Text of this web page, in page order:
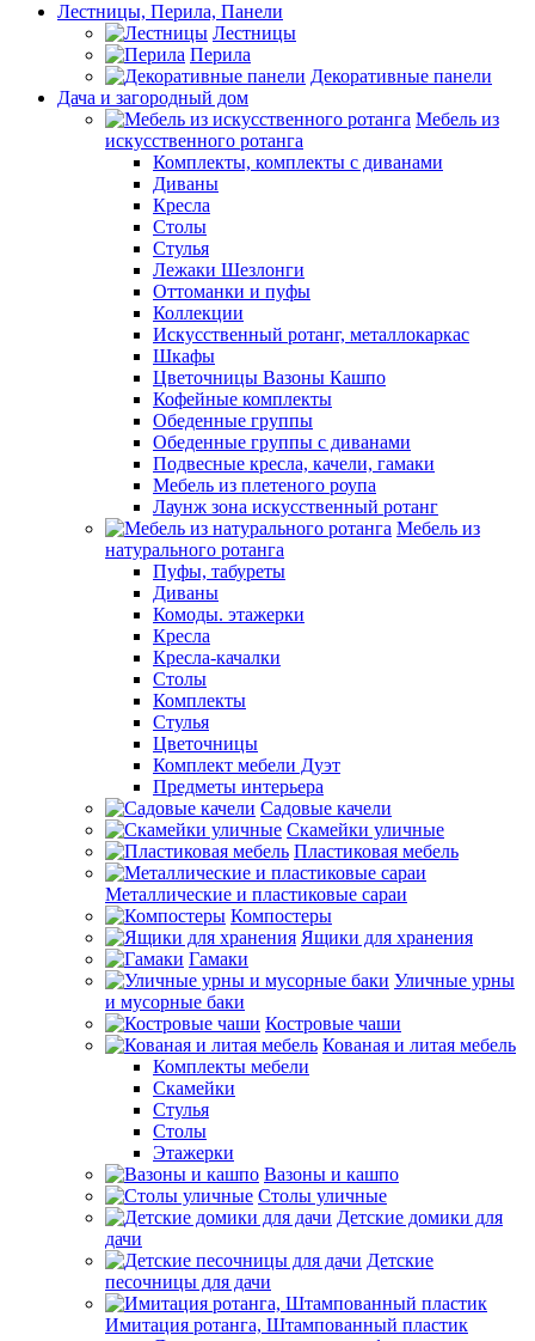
Лестницы, Перила, Панели
Лестницы
Перила
Декоративные панели
Дача и загородный дом
Мебель из
искусственного ротанга
Комплекты, комплекты с диванами
Диваны
Кресла
Столы
Стулья
Лежаки Шезлонги
Оттоманки и пуфы
Коллекции
Искусственный ротанг, металлокаркас
Шкафы
Цветочницы Вазоны Кашпо
Кофейные комплекты
Обеденные группы
Обеденные группы с диванами
Подвесные кресла, качели, гамаки
Мебель из плетеного роупа
Лаунж зона искусственный ротанг
Мебель из
натурального ротанга
Пуфы, табуреты
Диваны
Комоды. этажерки
Кресла
Кресла-качалки
Столы
Комплекты
Стулья
Цветочницы
Комплект мебели Дуэт
Предметы интерьера
Садовые качели
Скамейки уличные
Пластиковая мебель
Металлические и пластиковые сараи
Компостеры
Ящики для хранения
Гамаки
Уличные урны
и мусорные баки
Костровые чаши
Кованая и литая мебель
Комплекты мебели
Скамейки
Стулья
Столы
Этажерки
Вазоны и кашпо
Столы уличные
Детские домики для
дачи
Детские
песочницы для дачи
Имитация ротанга, Штампованный пластик